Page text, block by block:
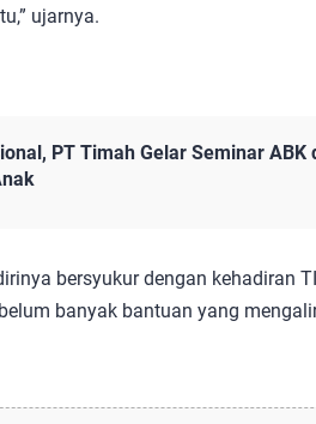
ujarnya.
PT Timah Gelar Seminar ABK
bersyukur dengan kehadiran
banyak bantuan yang